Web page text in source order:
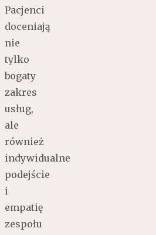
Pacjenci
doceniają
nie
tylko
bogaty
zakres
usług,
ale
również
indywidualne
podejście
i
empatię
zespołu